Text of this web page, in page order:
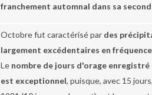
franchement automnal dans sa
Octobre fut caractérisé par des
largement excédentaires en
Le nombre de jours d'orage enregistré
est exceptionnel, puisque, avec 15